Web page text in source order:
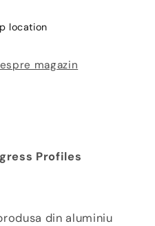
location
magazin
Profiles
din aluminiu